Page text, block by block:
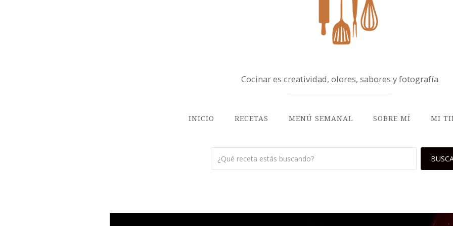
Cocinar es creatividad, olores, sabores y fotografía
INICIO RECETAS MENÚ SEMANAL SOBRE MÍ MI